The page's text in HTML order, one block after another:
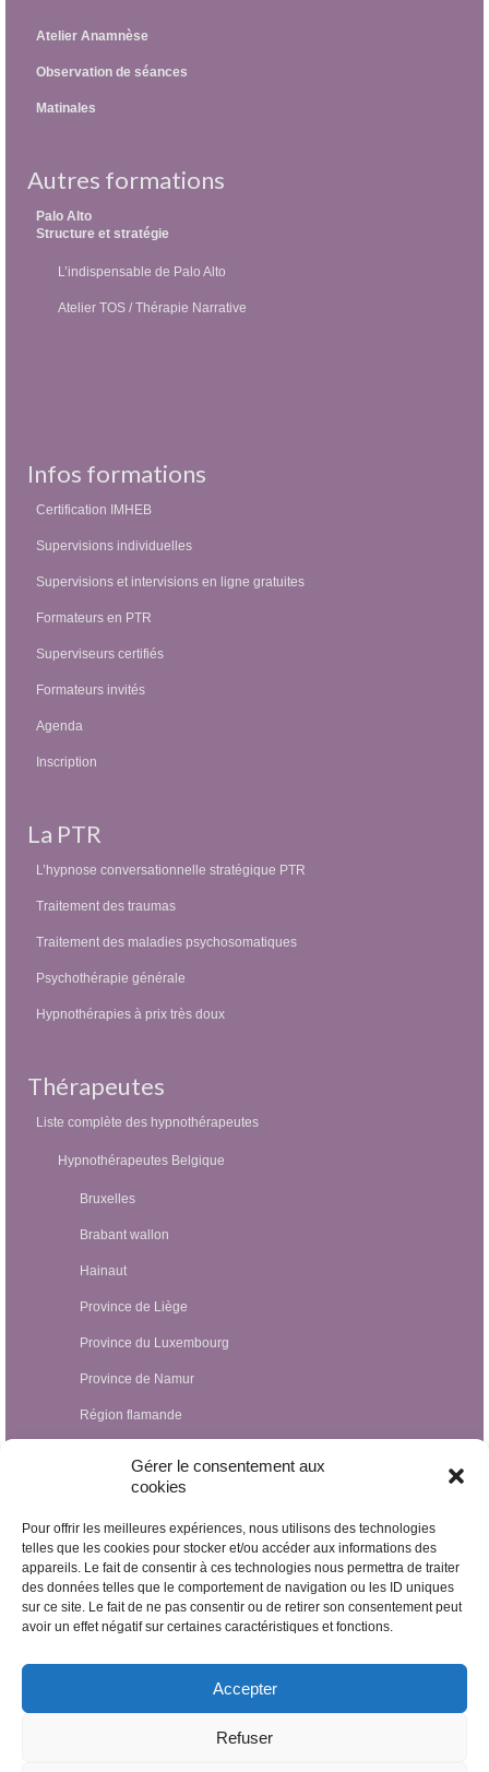
Gérer le consentement aux
cookies
Pour offrir les meilleures expériences, nous utilisons des technologies
telles que les cookies pour stocker et/ou accéder aux informations des
appareils. Le fait de consentir à ces technologies nous permettra de traiter
des données telles que le comportement de navigation ou les ID uniques
sur ce site. Le fait de ne pas consentir ou de retirer son consentement peut
avoir un effet négatif sur certaines caractéristiques et fonctions.
Accepter
Refuser
Atelier Anamnèse
Observation de séances
Matinales
Autres formations
Palo Alto
Structure et stratégie
L’indispensable de Palo Alto
Atelier TOS / Thérapie Narrative
Infos formations
Certification IMHEB
Supervisions individuelles
Supervisions et intervisions en ligne gratuites
Formateurs en PTR
Superviseurs certifiés
Formateurs invités
Agenda
Inscription
La PTR
L’hypnose conversationnelle stratégique PTR
Traitement des traumas
Traitement des maladies psychosomatiques
Psychothérapie générale
Hypnothérapies à prix très doux
Thérapeutes
Liste complète des hypnothérapeutes
Hypnothérapeutes Belgique
Bruxelles
Brabant wallon
Hainaut
Province de Liège
Province du Luxembourg
Province de Namur
Région flamande
Hypnothérapeutes Luxembourg
Hypnothérapeutes France
Hypnothérapeutes Suisse
Hypnothérapeutes Pays-Bas
Hypnothérapeutes Espagne
Hypnothérapeutes Egypte
Hypnothérapeutes Nicaragua